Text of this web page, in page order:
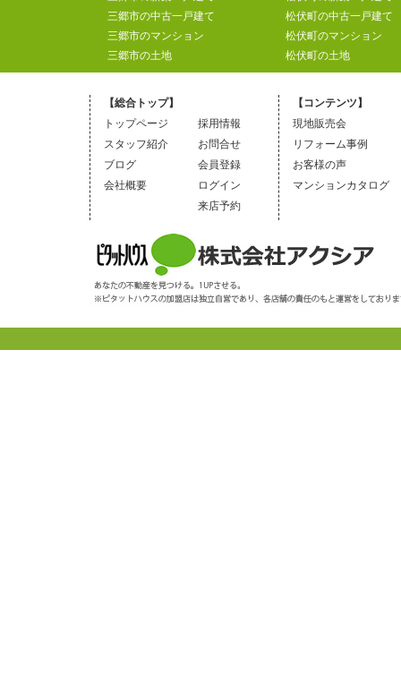
三郷市の中古一戸建て
三郷市のマンション
三郷市の土地
松伏町の中古一戸建て
松伏町のマンション
松伏町の土地
【総合トップ】
トップページ
スタッフ紹介
ブログ
会社概要
採用情報
お問合せ
会員登録
ログイン
来店予約
【コンテンツ】
現地販売会
リフォーム事例
お客様の声
マンションカタログ